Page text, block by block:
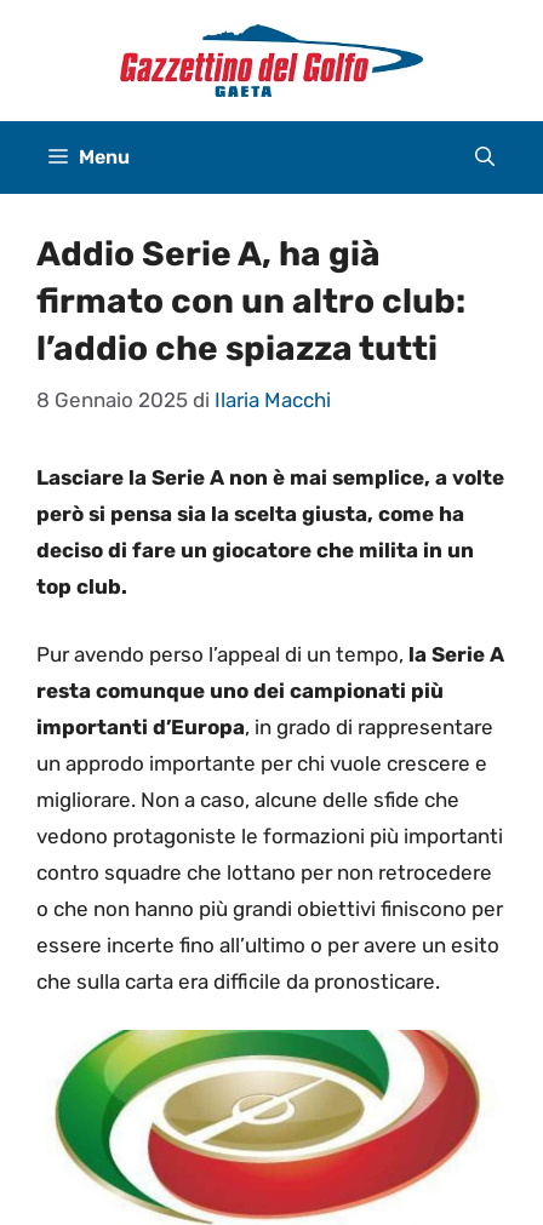
Menu
Addio Serie A, ha già
firmato con un altro club:
l’addio che spiazza tutti
8 Gennaio 2025 di Ilaria Macchi
Lasciare la Serie A non è mai semplice, a volte
però si pensa sia la scelta giusta, come ha
deciso di fare un giocatore che milita in un
top club.
Pur avendo perso l’appeal di un tempo, la Serie A
resta comunque uno dei campionati più
importanti d’Europa, in grado di rappresentare
un approdo importante per chi vuole crescere e
migliorare. Non a caso, alcune delle sfide che
vedono protagoniste le formazioni più importanti
contro squadre che lottano per non retrocedere
o che non hanno più grandi obiettivi finiscono per
essere incerte fino all’ultimo o per avere un esito
che sulla carta era difficile da pronosticare.